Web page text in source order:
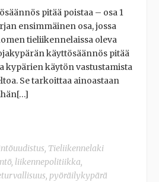
pitää poistaa – osa 1
ensimmäinen osa, jossa
tieliikennelaissa oleva
käyttösäännös pitää
kypärien käytön vastustamista
Se tarkoittaa ainoastaan
, Tieliikennelaki
, liikennepolitiikka,
, pyöräilykypärä